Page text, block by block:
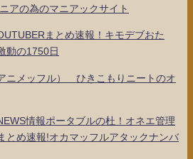
アの為のマニアックサイト
まとめ速報！キモデブおた
動の1750日
ニメッフル） ひきこもりニートのオ
情報ポータブルの杜！オネエ管理
とめ速報!オカマッフルアタックナンバ